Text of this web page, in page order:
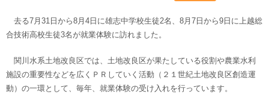
去る7月31日から8月4日に雄志中学校生徒2名、8月7日から9日に上越総
合技術高校生徒3名が就業体験に訪れました。
関川水系土地改良区では、土地改良区が果たしている役割や農業水利
施設の重要性などを広くＰＲしていく活動（２１世紀土地改良区創造運
動）の一環として、毎年、就業体験の受け入れを行っています。